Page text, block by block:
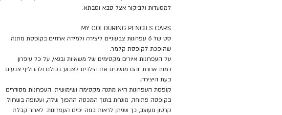
למסעדות ולביקור אצל סבא וסבתא.
MY COLOURING PENCILS CARS
סט של 6 עפרונות צבעוניים ליצירה ולמידה ארוזים בקופסת מתנה
שהופכת לקופסת קלמר.
על העפרונות איורים מקסימים של משאיות ובנאי, על כל עיפרון
דמות אחרת, והם מושכים את הילדים לצבוע בכולם ולהחליף צבעים
בעת היצירה.
קופסת העפרונות היא מתנה מקסימה ושימושית. העפרונות מסודרים
בקופסה פתוחה, מונחת בתוך המכסה ההפוך שלה, ועטופה בשרוול
קרטון מעוצב, כך שניתן לראות כמה יפים העפרונות. לאחר קבלת